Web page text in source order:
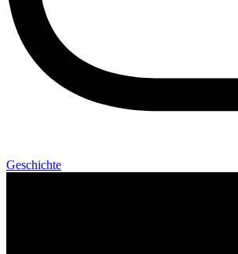
Geschichte